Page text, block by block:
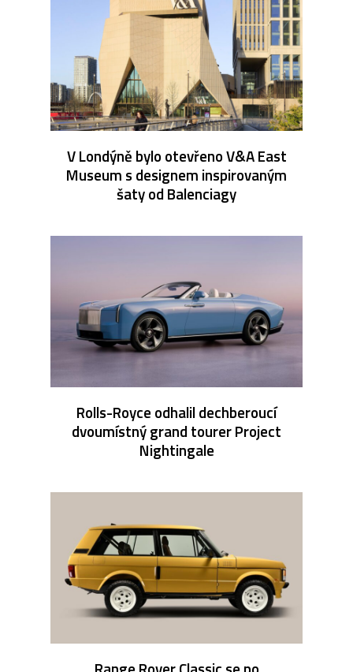
V Londýně bylo otevřeno V&A East
Museum s designem inspirovaným
šaty od Balenciagy
Rolls-Royce odhalil dechberoucí
dvoumístný grand tourer Project
Nightingale